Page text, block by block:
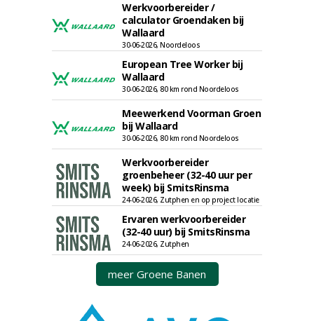
Werkvoorbereider /
calculator Groendaken bij
Wallaard
30-06-2026, Noordeloos
European Tree Worker bij
Wallaard
30-06-2026, 80 km rond Noordeloos
Meewerkend Voorman Groen
bij Wallaard
30-06-2026, 80 km rond Noordeloos
Werkvoorbereider
groenbeheer (32-40 uur per
week) bij SmitsRinsma
24-06-2026, Zutphen en op project locatie
Ervaren werkvoorbereider
(32-40 uur) bij SmitsRinsma
24-06-2026, Zutphen
meer Groene Banen